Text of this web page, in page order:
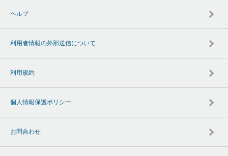
ヘルプ
利用者情報の外部送信について
利用規約
個人情報保護ポリシー
お問合わせ